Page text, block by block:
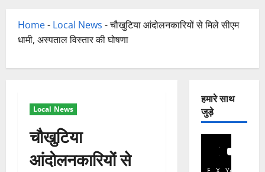
Home- Local News -चौखुटिया आंदोलनकारियों से मिले सीएम
धामी, अस्पताल विस्तार की घोषणा
Local News
चौखुटिया
आंदोलनकारियों से
हमारे साथ
जुड़े